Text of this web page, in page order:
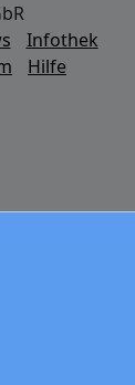
Infothek
Hilfe